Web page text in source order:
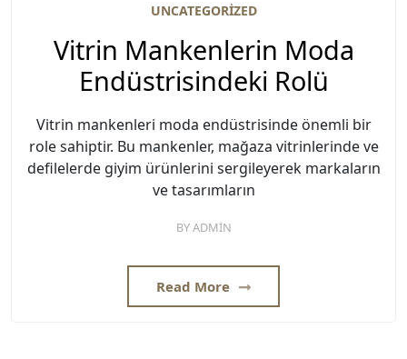
UNCATEGORIZED
Vitrin Mankenlerin Moda
Endüstrisindeki Rolü
Vitrin mankenleri moda endüstrisinde önemli bir
role sahiptir. Bu mankenler, mağaza vitrinlerinde ve
defilelerde giyim ürünlerini sergileyerek markaların
ve tasarımların
BYADMIN
Read More